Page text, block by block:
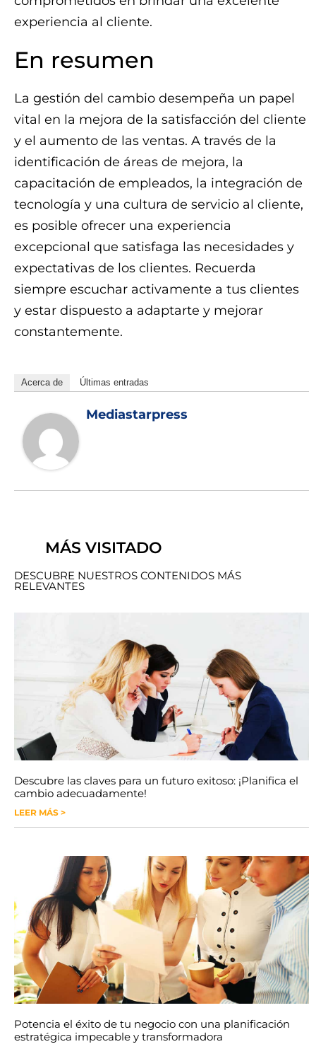
experiencia al cliente.
En resumen
La gestión del cambio desempeña un papel
vital en la mejora de la satisfacción del cliente
y el aumento de las ventas. A través de la
identificación de áreas de mejora, la
capacitación de empleados, la integración de
tecnología y una cultura de servicio al cliente,
es posible ofrecer una experiencia
excepcional que satisfaga las necesidades y
expectativas de los clientes. Recuerda
siempre escuchar activamente a tus clientes
y estar dispuesto a adaptarte y mejorar
constantemente.
Acerca de Últimas entradas
Mediastarpress
MÁS VISITADO
DESCUBRE NUESTROS CONTENIDOS MÁS
RELEVANTES
Descubre las claves para un futuro exitoso: ¡Planifica el
cambio adecuadamente!
LEER MÁS >
Potencia el éxito de tu negocio con una planificación
estratégica impecable y transformadora